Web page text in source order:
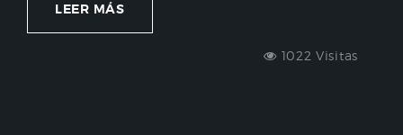
LEER MÁS
1022 Visitas